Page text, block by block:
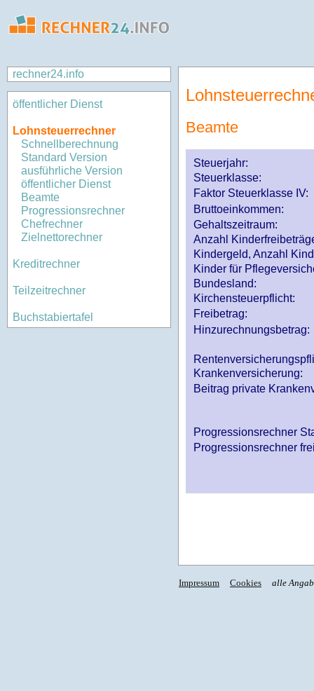
rechner24.info
öffentlicher Dienst
Lohnsteuerrechner
Schnellberechnung
Standard Version
ausführliche Version
öffentlicher Dienst
Beamte
Progressionsrechner
Chefrechner
Zielnettorechner
Kreditrechner
Teilzeitrechner
Buchstabiertafel
Beamte
Steuerjahr:
Steuerklasse:
Faktor Steuerklasse IV:
Bruttoeinkommen:
Gehaltszeitraum:
Anzahl
Kindergeld, Anzahl
Kinder für
Bundesland:
Kirchensteuerpflicht:
Freibetrag:
Hinzurechnungsbetrag:
Krankenversicherung:
Beitrag private
Progressionsrechner
Progressionsrechner
Impressum Cookies alle